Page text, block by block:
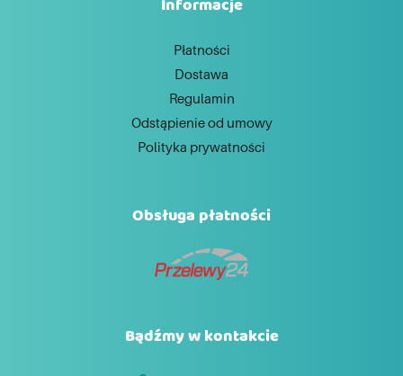
Informacje
Płatności
Dostawa
Regulamin
Odstąpienie od umowy
Polityka prywatności
Obsługa płatności
Bądźmy w kontakcie